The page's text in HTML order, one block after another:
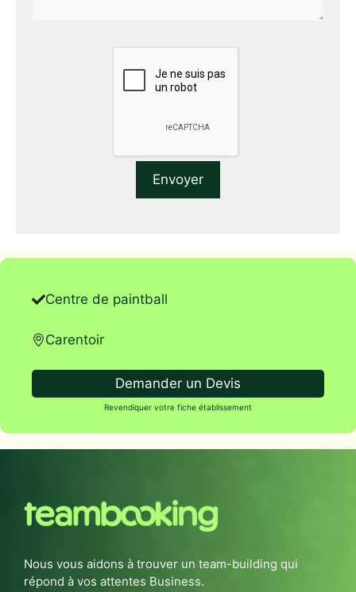
Centre de paintball
Carentoir
Demander un Devis
Revendiquer votre fiche établissement
Nous vous aidons à trouver un team-building qui
répond à vos attentes Business.